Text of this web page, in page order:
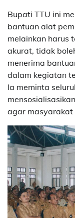
Bupati TTU ini
bantuan alat
melainkan harus
akurat, tidak
menerima
dalam kegiatan
Ia meminta
agar masyarakat